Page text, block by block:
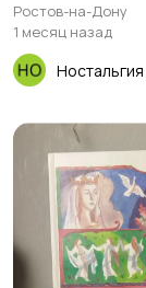
Ростов-на-Дону
1 месяц назад
Ностальгия